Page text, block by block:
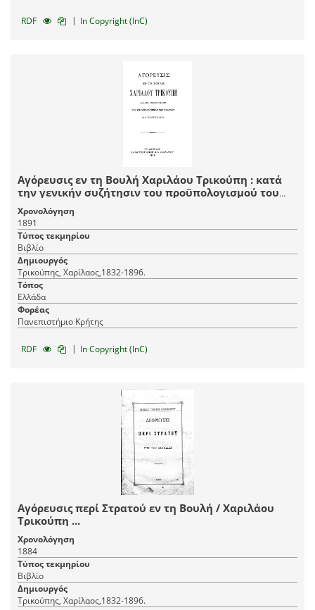
RDF | In Copyright (InC)
Αγόρευσις εν τη Βουλή Χαριλάου Τρικούπη : κατά
την γενικήν συζήτησιν του προϋπολογισμού του
κράτους δια το έτος 1891.
Χρονολόγηση
1891
Τύπος τεκμηρίου
Βιβλίο
Δημιουργός
Τρικούπης, Χαρίλαος,1832-1896.
Τόπος
Ελλάδα
Φορέας
Πανεπιστήμιο Κρήτης
RDF | In Copyright (InC)
Αγόρευσις περί Στρατού εν τη Βουλή / Χαριλάου
Τρικούπη ...
Χρονολόγηση
1884
Τύπος τεκμηρίου
Βιβλίο
Δημιουργός
Τρικούπης, Χαρίλαος,1832-1896.